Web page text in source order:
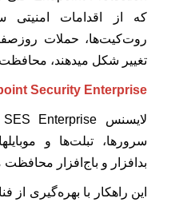
که از اقدامات امنیتی
روت‌کیت‌ها، حملات
تغییر شکل میدهند، محافظت
Security Enterprise
سرورها، تبلت‌ها و
بدافزار و باج‌افزار محافظت
این راهکار با بهره‌گیری